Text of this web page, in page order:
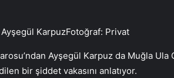
KarpuzFotoğraf: Privat
Ayşegül Karpuz da Muğla Ula
bir şiddet vakasını anlatıyor.